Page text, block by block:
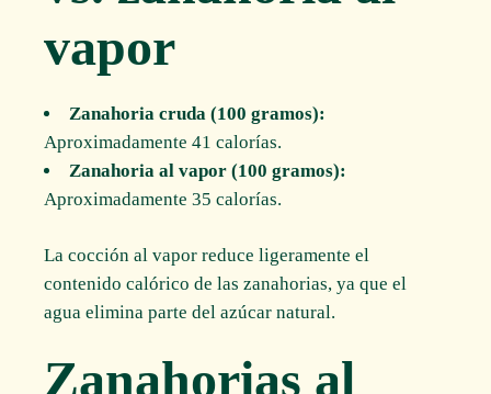
vapor
Zanahoria cruda (100 gramos):
Aproximadamente 41 calorías.
Zanahoria al vapor (100 gramos):
Aproximadamente 35 calorías.
La cocción al vapor reduce ligeramente el
contenido calórico de las zanahorias, ya que el
agua elimina parte del azúcar natural.
Zanahorias al